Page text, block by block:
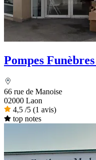
Pompes
66 rue de Manoise
02000 Laon
4,5 /5 (1 avis)
top notes